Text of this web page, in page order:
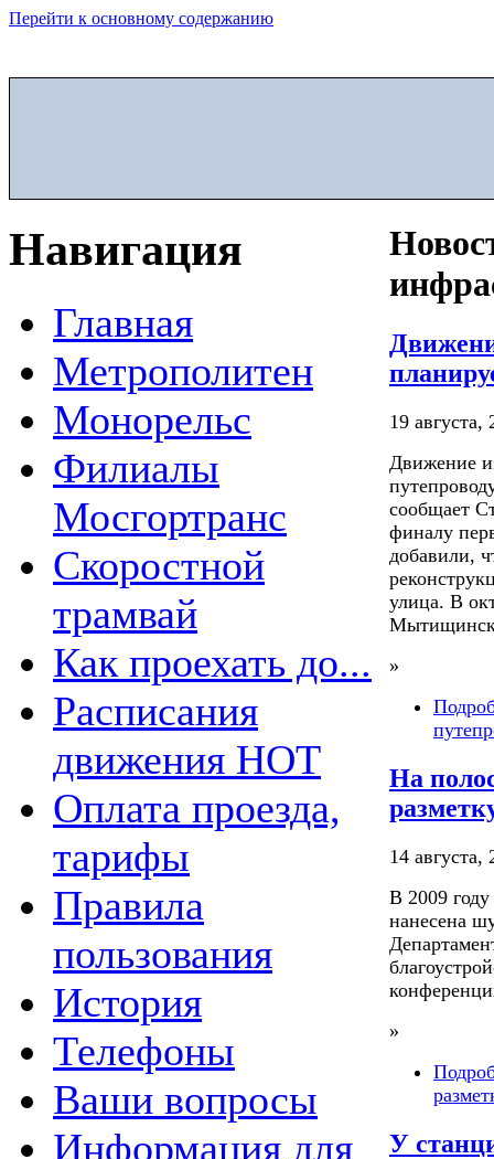
Перейти к основному содержанию
Навигация
Главная
Метрополитен
Монорельс
Филиалы
Мосгортранс
Скоростной
трамвай
Как проехать до...
Расписания
движения НОТ
Оплата проезда,
тарифы
Правила
пользования
История
Телефоны
Ваши вопросы
Информация для
19
Движение
сообщает
финалу
добавили,
улица. В
»
На
14
В 2009 году
нанесена
»
У